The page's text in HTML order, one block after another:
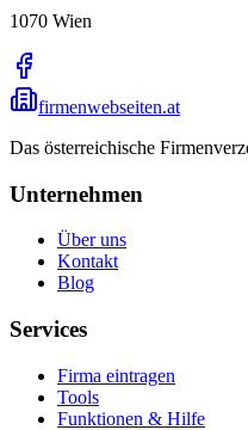
1070 Wien
firmenwebseiten.at
Das österreichische
Unternehmen
Über uns
Kontakt
Blog
Services
Firma eintragen
Tools
Funktionen & Hilfe